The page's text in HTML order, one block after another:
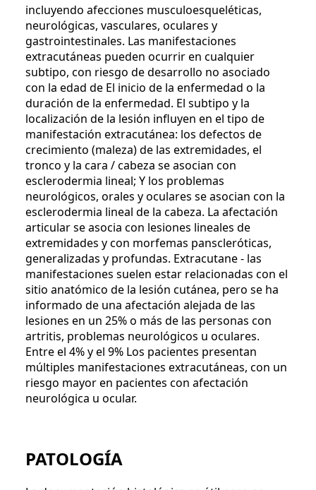
incluyendo afecciones musculoesqueléticas,
neurológicas, vasculares, oculares y
gastrointestinales. Las manifestaciones
extracutáneas pueden ocurrir en cualquier
subtipo, con riesgo de desarrollo no asociado
con la edad de El inicio de la enfermedad o la
duración de la enfermedad. El subtipo y la
localización de la lesión influyen en el tipo de
manifestación extracutánea: los defectos de
crecimiento (maleza) de las extremidades, el
tronco y la cara / cabeza se asocian con
esclerodermia lineal; Y los problemas
neurológicos, orales y oculares se asocian con la
esclerodermia lineal de la cabeza. La afectación
articular se asocia con lesiones lineales de
extremidades y con morfemas panscleróticas,
generalizadas y profundas. Extracutane - las
manifestaciones suelen estar relacionadas con el
sitio anatómico de la lesión cutánea, pero se ha
informado de una afectación alejada de las
lesiones en un 25% o más de las personas con
artritis, problemas neurológicos u oculares.
Entre el 4% y el 9% Los pacientes presentan
múltiples manifestaciones extracutáneas, con un
riesgo mayor en pacientes con afectación
neurológica u ocular.
PATOLOGÍA